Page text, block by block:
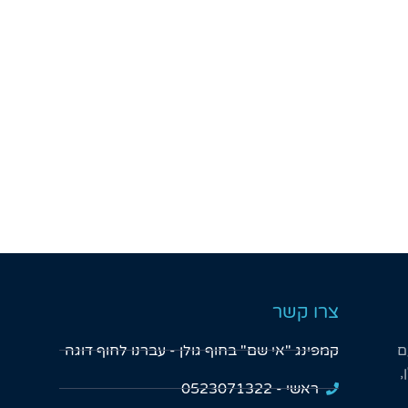
מסלול מים
אורלי. ש
סוף סוף מקום עם אוהלים מרווחים
צרו קשר
קמפינג "אי שם" בחוף גולן - עברנו לחוף דוגה
ראשי - 0523071322